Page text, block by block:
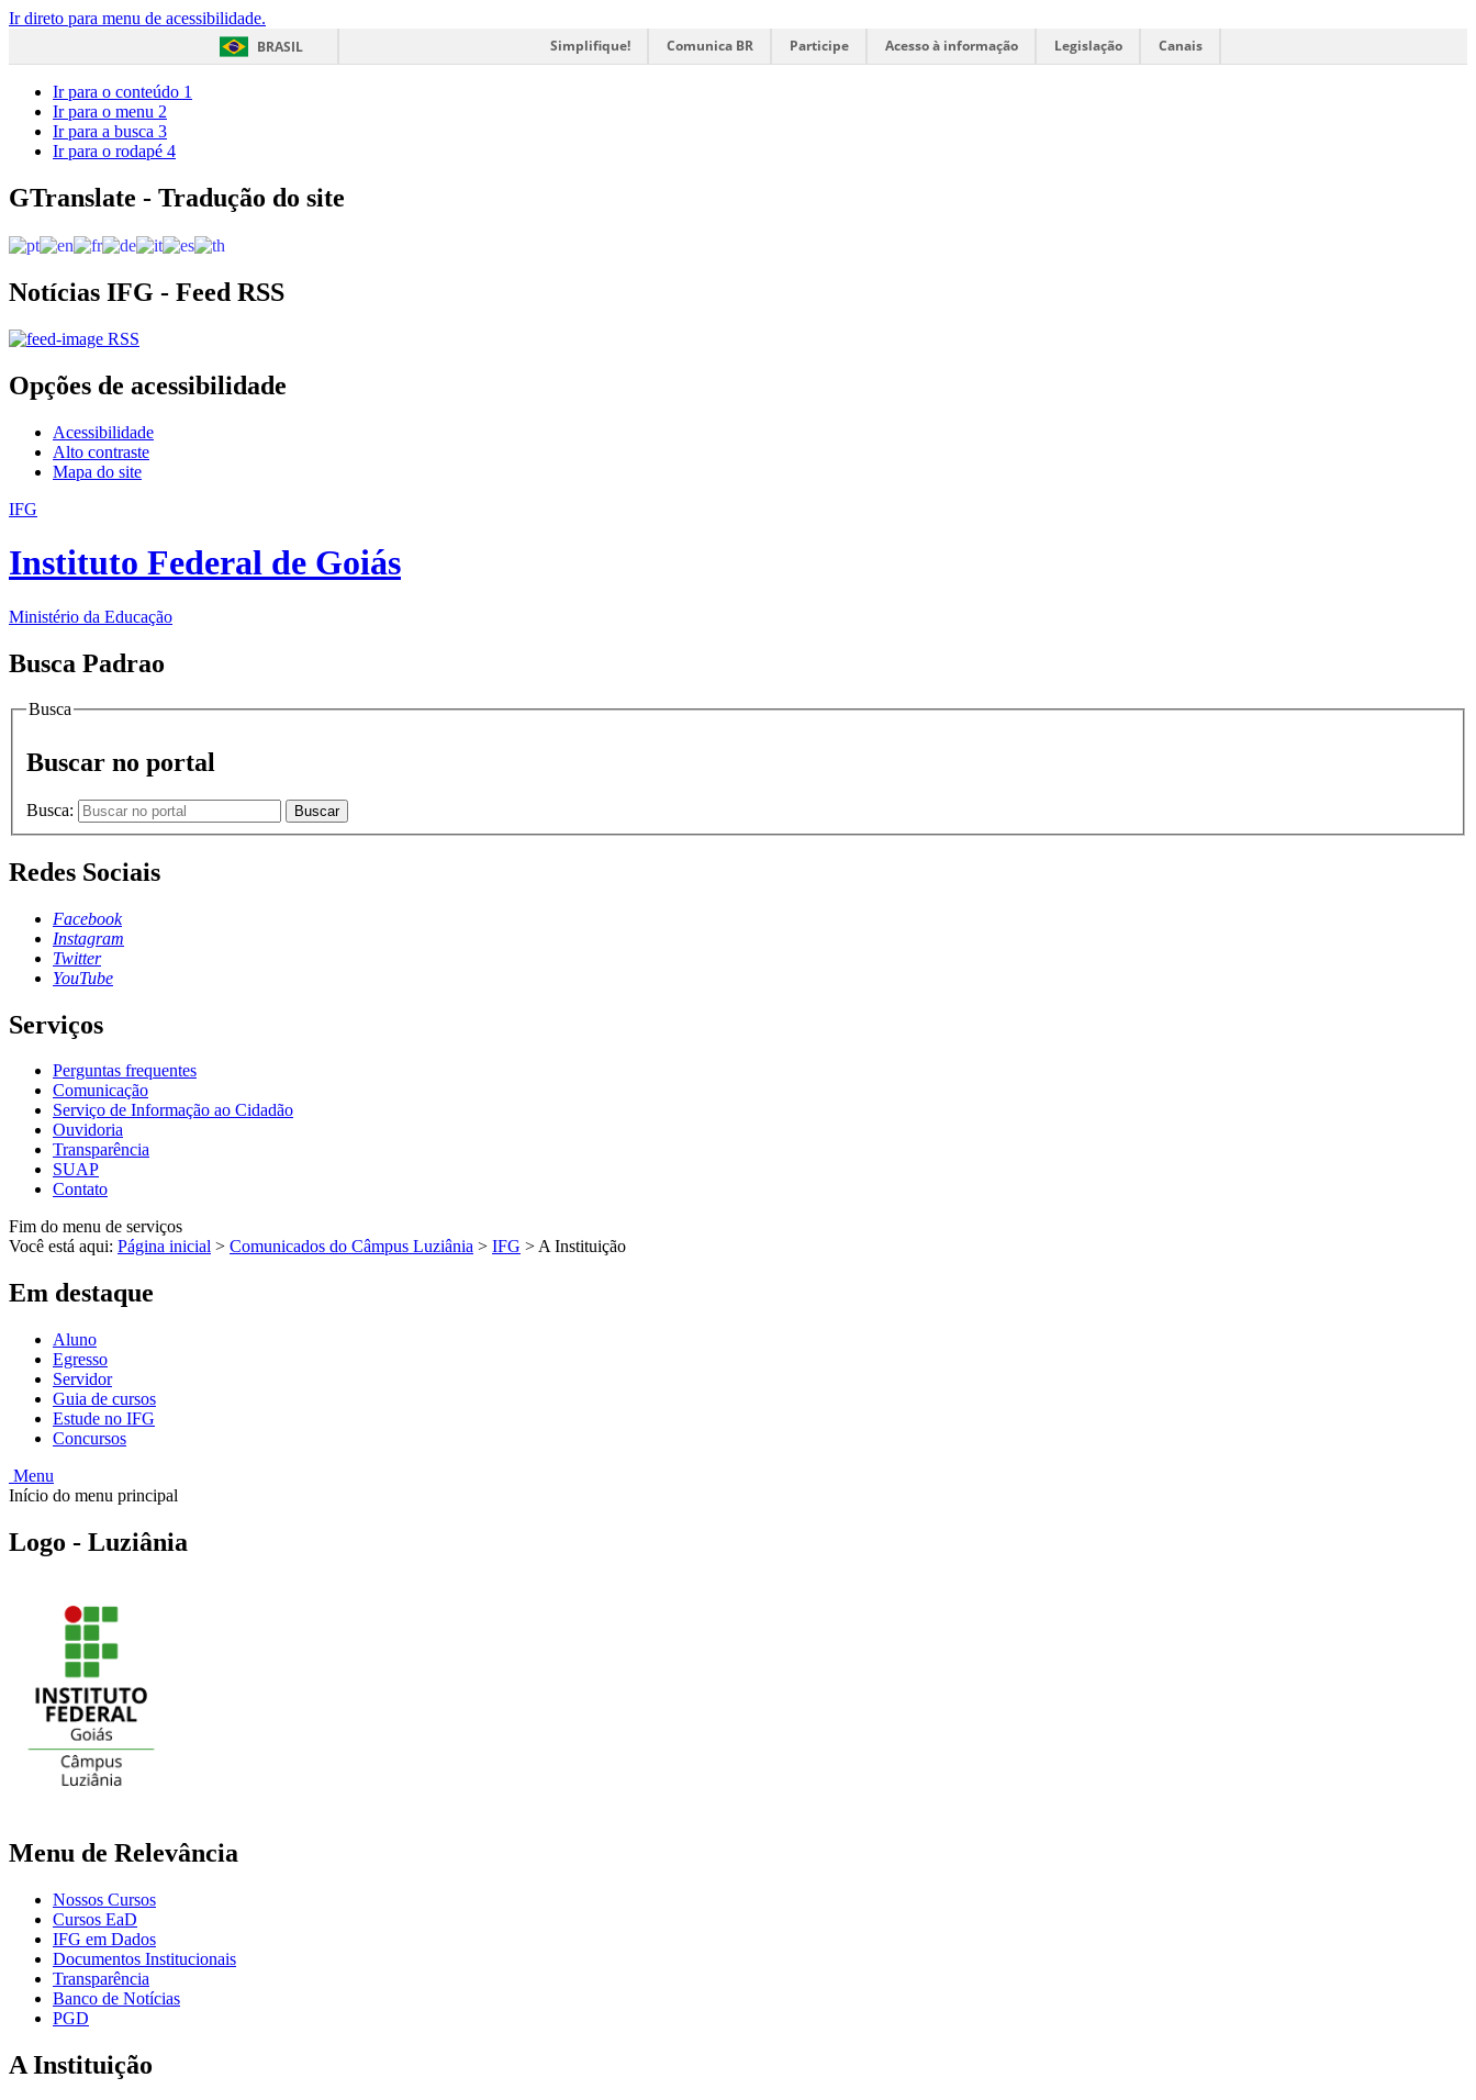
Ir direto para menu de acessibilidade.
BRASIL
Simplifique! Comunica BR Participe Acesso à informação Legislação Canais
Ir para o conteúdo 1
Ir para o menu 2
Ir para a busca 3
Ir para o rodapé 4
GTranslate - Tradução do site
Notícias IFG - Feed RSS
RSS
Opções de acessibilidade
Acessibilidade
Alto contraste
Mapa do site
IFG
Instituto Federal de Goiás
Ministério da Educação
Busca Padrao
Busca
Buscar no portal
Busca: Buscar
Redes Sociais
Facebook
Instagram
Twitter
YouTube
Serviços
Perguntas frequentes
Comunicação
Serviço de Informação ao Cidadão
Ouvidoria
Transparência
SUAP
Contato
Fim do menu de serviços
Você está aqui: Página inicial > Comunicados do Câmpus Luziânia > IFG >A Instituição
Em destaque
Aluno
Egresso
Servidor
Guia de cursos
Estude no IFG
Concursos
Menu
Início do menu principal
Logo - Luziânia
Menu de Relevância
Nossos Cursos
Cursos EaD
IFG em Dados
Documentos Institucionais
Transparência
Banco de Notícias
PGD
A Instituição